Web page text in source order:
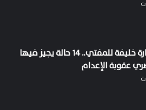
بعد إحالة سارة خليفة للمفتي.. 14 حالة يجيز فيها
عقوبة الإعدام